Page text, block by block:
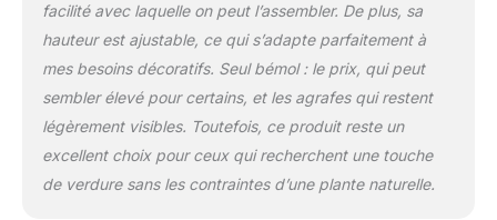
ont une fraîcheur
permanente qui ne se
flétrit pas comme les
vraies plantes. Ils
charme de la nature à
l'intérieur. Ajoutez une
beauté intemporelle à
facilité avec laquelle on peut l’assembler. De plus, sa
hauteur est ajustable, ce qui s’adapte parfaitement à
mes besoins décoratifs. Seul bémol : le prix, qui peut
sembler élevé pour certains, et les agrafes qui restent
légèrement visibles. Toutefois, ce produit reste un
excellent choix pour ceux qui recherchent une touche
de verdure sans les contraintes d’une plante naturelle.